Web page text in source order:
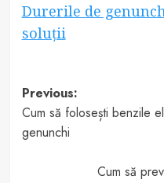
Durerile de
soluții
Post
navigation
Previous:
Cum să folosești benzile
genunchi
Cum să